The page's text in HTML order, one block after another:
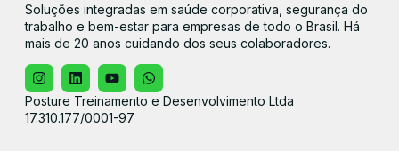
Soluções integradas em saúde corporativa, segurança do
trabalho e bem-estar para empresas de todo o Brasil. Há
mais de 20 anos cuidando dos seus colaboradores.
Posture Treinamento e Desenvolvimento Ltda
17.310.177/0001-97